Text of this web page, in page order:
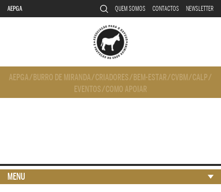
AEPGA QUEM SOMOS CONTACTOS NEWSLETTER
AEPGA/ BURRO DE MIRANDA/CRIADORES/ BEM-ESTAR/CVBM/CALP/
EVENTOS/COMO APOIAR
MENU